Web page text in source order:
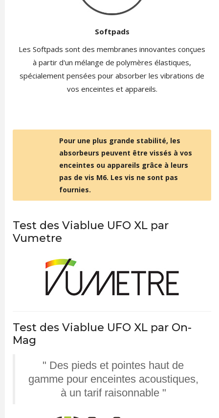
Softpads
Les Softpads sont des membranes innovantes conçues
à partir d'un mélange de polymères élastiques,
spécialement pensées pour absorber les vibrations de
vos enceintes et appareils.
Pour une plus grande stabilité, les
absorbeurs peuvent être vissés à vos
enceintes ou appareils grâce à leurs
pas de vis M6. Les vis ne sont pas
fournies.
Test des Viablue UFO XL par
Vumetre
Test des Viablue UFO XL par On-
Mag
" Des pieds et pointes haut de
gamme pour enceintes acoustiques,
à un tarif raisonnable "